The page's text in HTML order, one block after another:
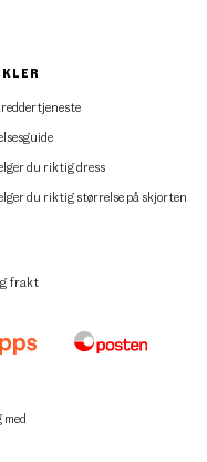
du riktig dress
du riktig størrelse på skjorten
frakt